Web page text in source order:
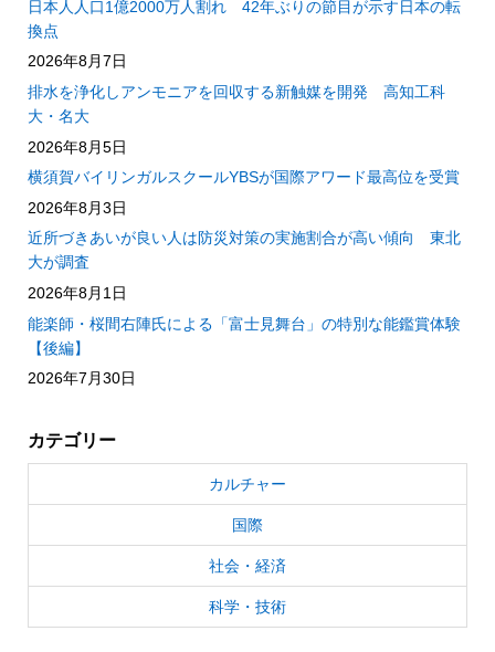
日本人人口1億2000万人割れ 42年ぶりの節目が示す日本の転
換点
2026年8月7日
排水を浄化しアンモニアを回収する新触媒を開発 高知工科
大・名大
2026年8月5日
横須賀バイリンガルスクールYBSが国際アワード最高位を受賞
2026年8月3日
近所づきあいが良い人は防災対策の実施割合が高い傾向 東北
大が調査
2026年8月1日
能楽師・桜間右陣氏による「富士見舞台」の特別な能鑑賞体験
【後編】
2026年7月30日
カテゴリー
カルチャー
国際
社会・経済
科学・技術